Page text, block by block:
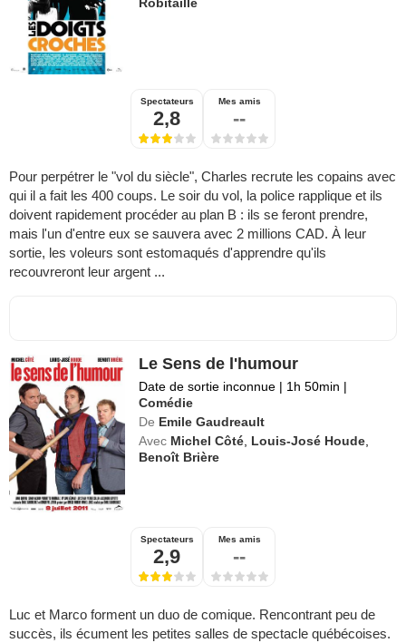
Spectateurs
2,8
Mes amis
--
Pour perpétrer le "vol du siècle", Charles recrute les copains avec
qui il a fait les 400 coups. Le soir du vol, la police rapplique et ils
doivent rapidement procéder au plan B : ils se feront prendre,
mais l'un d'entre eux se sauvera avec 2 millions CAD. À leur
sortie, les voleurs sont estomaqués d'apprendre qu'ils
recouvreront leur argent ...
Le Sens de l'humour
Date de sortie inconnue | 1h 50min |
Comédie
De Emile Gaudreault
Avec Michel Côté Louis-José Houde
Benoît Brière
Spectateurs
2,9
Mes amis
--
Luc et Marco forment un duo de comique. Rencontrant peu de
succès, ils écument les petites salles de spectacle québécoises.